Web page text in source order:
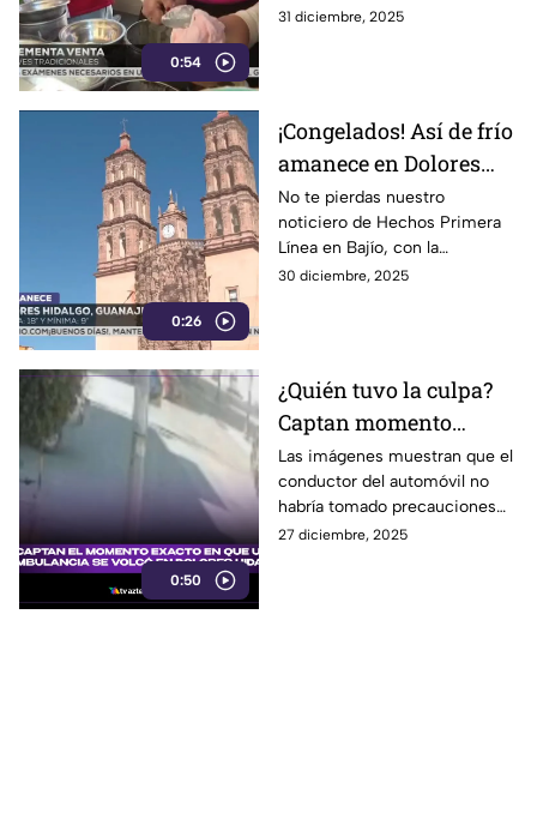
0:54
reportaron un incremento en
31 diciembre, 2025
0:26
¡Congelados! Así de frío
amanece en Dolores
Hidalgo, Cuna de la
Independencia hoy
No te pierdas nuestro
noticiero de Hechos Primera
Línea en Bajío, con la
información más importante
30 diciembre, 2025
0:50
¿Quién tuvo la culpa?
Captan momento
exacto en que
ambulancia se vuelca
en Dolores Hidalgo
Las imágenes muestran que el
conductor del automóvil no
habría tomado precauciones
pese a que la ambulancia
27 diciembre, 2025